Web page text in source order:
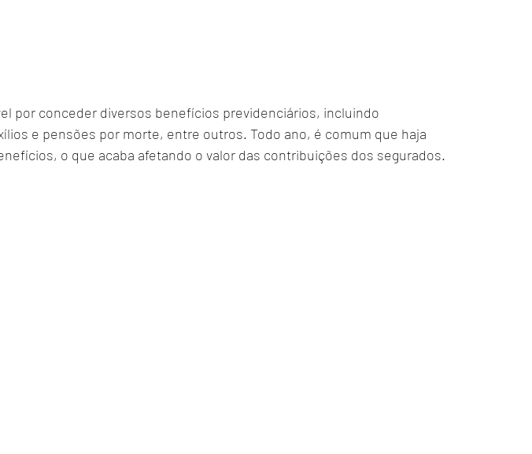
por conceder diversos benefícios previdenciários, incluindo
e pensões por morte, entre outros. Todo ano, é comum que haja
o que acaba afetando o valor das contribuições dos segurados.